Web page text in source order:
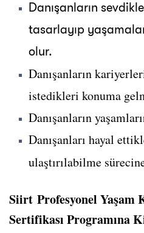
Danışanların
tasarlayıp
olur.
Danışanların
istedikleri konuma
Danışanların
Danışanları hayal
ulaştırılabilme
Siirt Profesyonel Yaşam
Sertifikası Programına